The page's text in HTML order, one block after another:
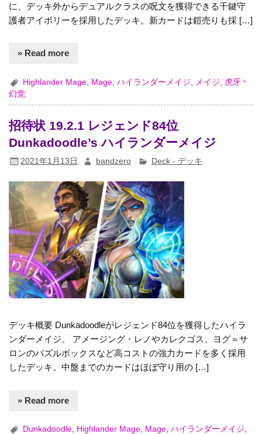
に、デッキ外からデュアルクラスの呪文を獲得できる千鍵守
護者アイボリーを採用したデッキ。新カードは鎧売りも採 […]
» Read more
Highlander Mage Mage ,ハイランダーメイジ メイジ
虎牙丶
幻觉
招待状 19.2.1 レジェンド84位
Dunkadoodle’s ハイランダーメイジ
2021年1月13日 bandzero Deck - デッキ
デッキ概要 Dunkadoodleがレジェンド84位を獲得したハイラ
ンダーメイジ。 アメージング・レノやカレクゴス、ヨグ＝サ
ロンのパズルボックスなど高コストの強力カードを多く採用
したデッキ。中盤までのカードはほぼ守り用の […]
» Read more
Dunkadoodle Highlander Mage Mage ,ハイランダーメイジ